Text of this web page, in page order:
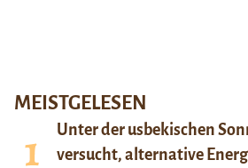
MEISTGELESEN
Unter der usbekischen
versucht, alternative